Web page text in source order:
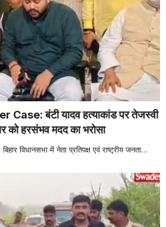
बंटी यादव हत्याकांड पर तेजस्वी
को हरसंभव मदद का भरोसा
विधानसभा में नेता प्रतिपक्ष एवं राष्ट्रीय जनता…